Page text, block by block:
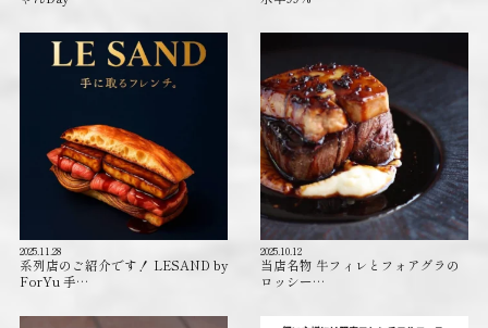
2025.11.28
系列店のご紹介です！ LESAND by
ForYu 手…
2025.10.12
当店名物 牛フィレとフォアグラの
ロッシー…